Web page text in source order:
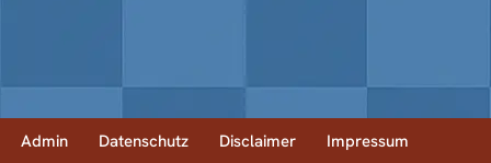
Admin Datenschutz Disclaimer Impressum